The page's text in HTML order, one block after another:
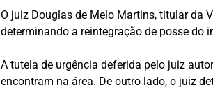
O juiz Douglas de Melo Martins, titular da
determinando a reintegração de posse do
A tutela de urgência deferida pelo juiz
encontram na área. De outro lado, o juiz